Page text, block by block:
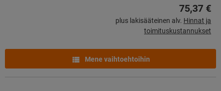
75,37 €
plus lakisääteinen alv. Hinnat ja
toimituskustannukset
Mene vaihtoehtoihin